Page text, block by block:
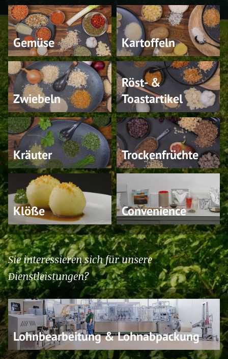
Gemüse Kartoffeln
Zwiebeln
Röst- &
Toastartikel
Kräuter Trockenfrüchte
Klöße Convenience
Sie interessieren sich für unsere
Dienstleistungen?
Lohnbearbeitung & Lohnabpackung